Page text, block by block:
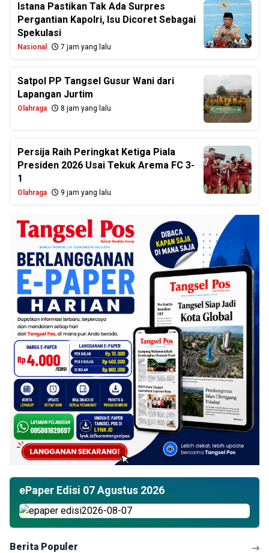
Istana Pastikan Tak Ada Surpres
Pergantian Kapolri, Isu Dicoret Sebagai
Spekulasi
Nasional 7 jam yang lalu
Satpol PP Tangsel Gusur Wani dari
Lapangan Jurtim
Olahraga 8 jam yang lalu
Persija Raih Peringkat Ketiga Piala
Presiden 2026 Usai Tekuk Arema FC 3-
1
Olahraga 9 jam yang lalu
ePaper Edisi 07 Agustus 2026
Berita Populer